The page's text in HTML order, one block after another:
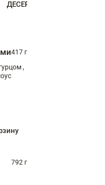
ДЕСЕРТЫ
417 г
,
792 г